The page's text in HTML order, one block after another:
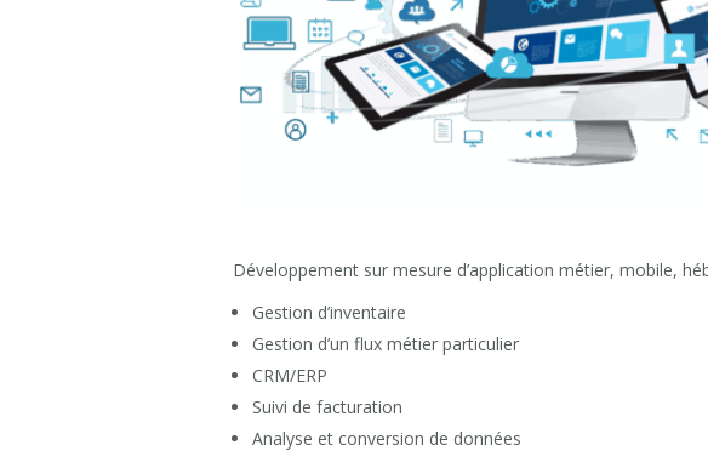
Développement sur mesure d’application métier, mobile,
Gestion d’inventaire
Gestion d’un flux métier particulier
CRM/ERP
Suivi de facturation
Analyse et conversion de données